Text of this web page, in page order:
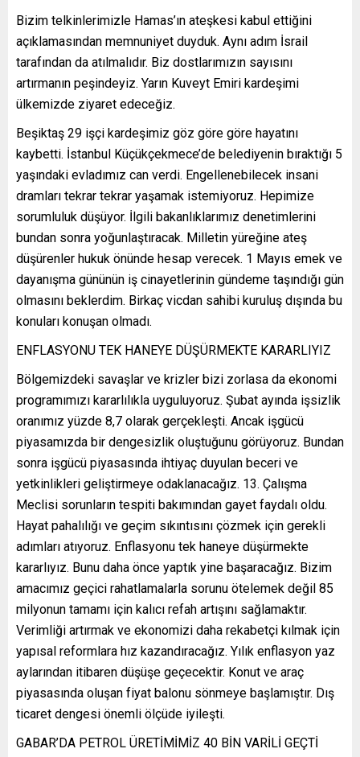
Bizim telkinlerimizle Hamas’ın ateşkesi kabul ettiğini
açıklamasından memnuniyet duyduk. Aynı adım İsrail
tarafından da atılmalıdır. Biz dostlarımızın sayısını
artırmanın peşindeyiz. Yarın Kuveyt Emiri kardeşimi
ülkemizde ziyaret edeceğiz.
Beşiktaş 29 işçi kardeşimiz göz göre göre hayatını
kaybetti. İstanbul Küçükçekmece’de belediyenin bıraktığı 5
yaşındaki evladımız can verdi. Engellenebilecek insani
dramları tekrar tekrar yaşamak istemiyoruz. Hepimize
sorumluluk düşüyor. İlgili bakanlıklarımız denetimlerini
bundan sonra yoğunlaştıracak. Milletin yüreğine ateş
düşürenler hukuk önünde hesap verecek. 1 Mayıs emek ve
dayanışma gününün iş cinayetlerinin gündeme taşındığı gün
olmasını beklerdim. Birkaç vicdan sahibi kuruluş dışında bu
konuları konuşan olmadı.
ENFLASYONU TEK HANEYE DÜŞÜRMEKTE KARARLIYIZ
Bölgemizdeki savaşlar ve krizler bizi zorlasa da ekonomi
programımızı kararlılıkla uyguluyoruz. Şubat ayında işsizlik
oranımız yüzde 8,7 olarak gerçekleşti. Ancak işgücü
piyasamızda bir dengesizlik oluştuğunu görüyoruz. Bundan
sonra işgücü piyasasında ihtiyaç duyulan beceri ve
yetkinlikleri geliştirmeye odaklanacağız. 13. Çalışma
Meclisi sorunların tespiti bakımından gayet faydalı oldu.
Hayat pahalılığı ve geçim sıkıntısını çözmek için gerekli
adımları atıyoruz. Enflasyonu tek haneye düşürmekte
kararlıyız. Bunu daha önce yaptık yine başaracağız. Bizim
amacımız geçici rahatlamalarla sorunu ötelemek değil 85
milyonun tamamı için kalıcı refah artışını sağlamaktır.
Verimliği artırmak ve ekonomizi daha rekabetçi kılmak için
yapısal reformlara hız kazandıracağız. Yılık enflasyon yaz
aylarından itibaren düşüşe geçecektir. Konut ve araç
piyasasında oluşan fiyat balonu sönmeye başlamıştır. Dış
ticaret dengesi önemli ölçüde iyileşti.
GABAR’DA PETROL ÜRETİMİMİZ 40 BİN VARİLİ GEÇTİ